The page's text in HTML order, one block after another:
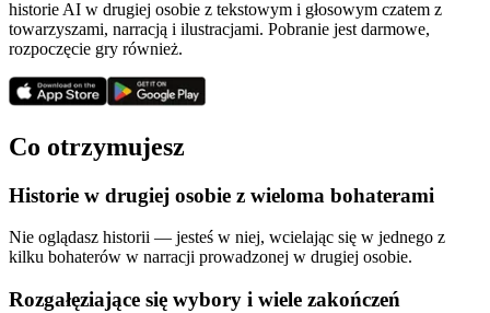
historie AI w drugiej osobie z tekstowym i głosowym czatem z
towarzyszami, narracją i ilustracjami. Pobranie jest darmowe,
rozpoczęcie gry również.
Co otrzymujesz
Historie w drugiej osobie z wieloma bohaterami
Nie oglądasz historii — jesteś w niej, wcielając się w jednego z
kilku bohaterów w narracji prowadzonej w drugiej osobie.
Rozgałęziające się wybory i wiele zakończeń